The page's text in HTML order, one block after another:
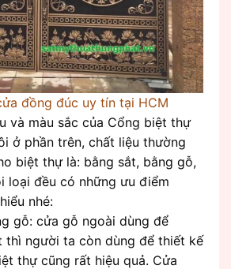
đồng đúc uy tín tại HCM
và màu sắc của Cổng biệt thự
phần trên, chất liệu thường
biệt thự là: bằng sắt, bằng gỗ,
loại đều có những ưu điểm
nhé:
gỗ: cửa gỗ ngoài dùng để
thì người ta còn dùng để thiết kế
thự cũng rất hiệu quả. Cửa